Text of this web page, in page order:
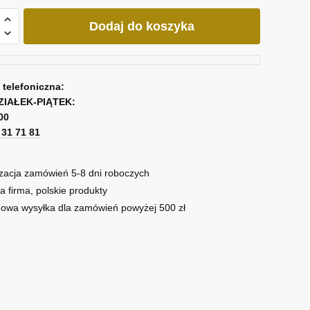
Dodaj do koszyka
PIĄTEK:
71 81
zamówień 5-8 dni roboczych
firma, polskie produkty
wysyłka dla zamówień powyżej 500 zł